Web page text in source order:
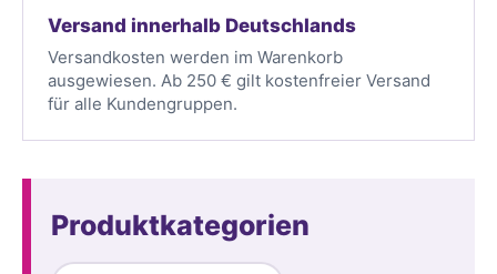
Versand innerhalb Deutschlands
Versandkosten werden im Warenkorb
ausgewiesen. Ab 250 € gilt kostenfreier Versand
für alle Kundengruppen.
Produktkategorien